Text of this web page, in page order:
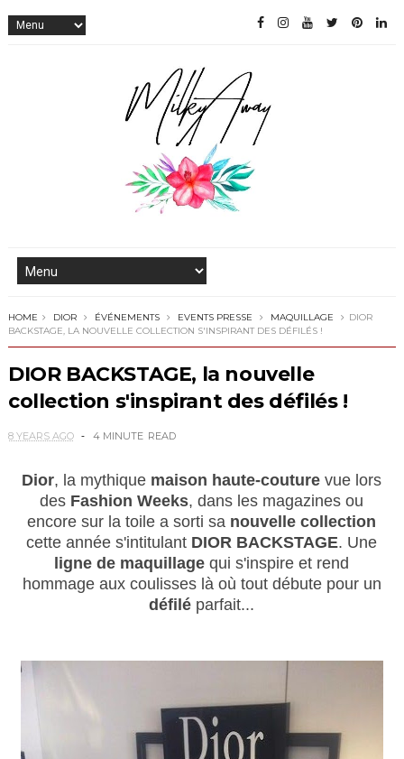
HOME DIOR ÉVÉNEMENTS EVENTS PRESSE MAQUILLAGE
DIOR
BACKSTAGE, LA NOUVELLE COLLECTION S'INSPIRANT DES DÉFILÉS !
DIOR BACKSTAGE, la nouvelle
collection s'inspirant des défilés !
8 YEARS AGO 4 MINUTE READ
Dior, la mythique maison haute-couture vue lors
des Fashion Weeks,dans les magazines ou
encore sur la toile a sorti sa nouvelle collection
cette année s'intitulant DIOR BACKSTAGE. Une
ligne de maquillage qui s'inspire et rend
hommage aux coulisses là où tout débute pour un
défilé parfait...